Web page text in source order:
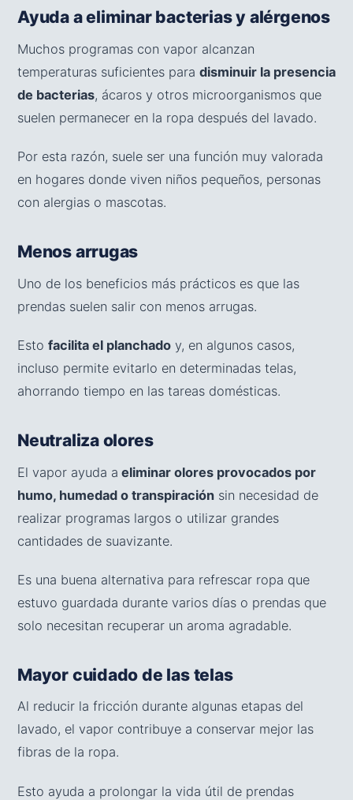
Ayuda a eliminar bacterias y alérgenos
Muchos programas con vapor alcanzan
temperaturas suficientes para disminuir la presencia
de bacterias, ácaros y otros microorganismos que
suelen permanecer en la ropa después del lavado.
Por esta razón, suele ser una función muy valorada
en hogares donde viven niños pequeños, personas
con alergias o mascotas.
Menos arrugas
Uno de los beneficios más prácticos es que las
prendas suelen salir con menos arrugas.
Esto facilita el planchado y, en algunos casos,
incluso permite evitarlo en determinadas telas,
ahorrando tiempo en las tareas domésticas.
Neutraliza olores
El vapor ayuda a eliminar olores provocados por
humo, humedad o transpiración sin necesidad de
realizar programas largos o utilizar grandes
cantidades de suavizante.
Es una buena alternativa para refrescar ropa que
estuvo guardada durante varios días o prendas que
solo necesitan recuperar un aroma agradable.
Mayor cuidado de las telas
Al reducir la fricción durante algunas etapas del
lavado, el vapor contribuye a conservar mejor las
fibras de la ropa.
Esto ayuda a prolongar la vida útil de prendas